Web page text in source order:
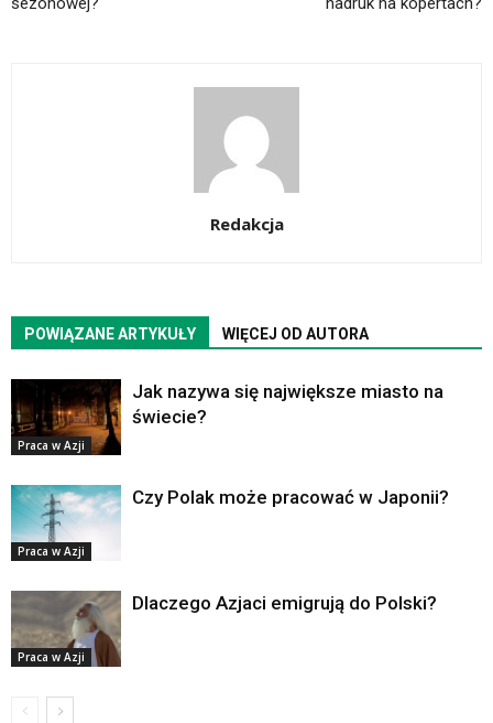
Redakcja
POWIĄZANE ARTYKUŁY WIĘCEJ OD AUTORA
Praca w Azji
Jak nazywa się największe miasto na
świecie?
Praca w Azji
Czy Polak może pracować w Japonii?
Praca w Azji
Dlaczego Azjaci emigrują do Polski?